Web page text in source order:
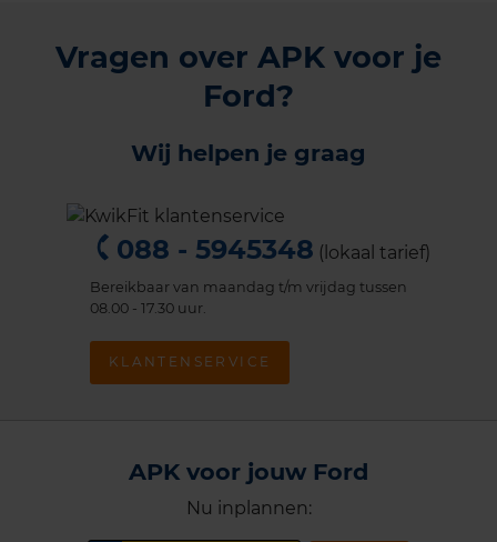
Vragen over APK voor je
Ford?
Wij helpen je graag
088 - 5945348 (lokaal tarief)
Bereikbaar van maandag t/m vrijdag tussen
08.00 - 17.30 uur.
KLANTENSERVICE
APK voor jouw Ford
Nu inplannen: